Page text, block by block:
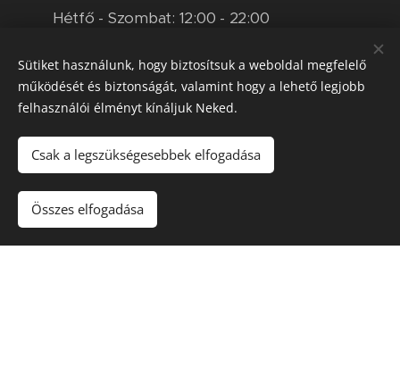
Hétfő - Szombat: 12:00 - 22:00
+36-26 777 189
— Fizetési lehetőségek —
Sütiket használunk, hogy biztosítsuk a weboldal megfelelő
működését és biztonságát, valamint hogy a lehető legjobb
felhasználói élményt kínáljuk Neked.
Csak a legszükségesebbek elfogadása
Összes elfogadása